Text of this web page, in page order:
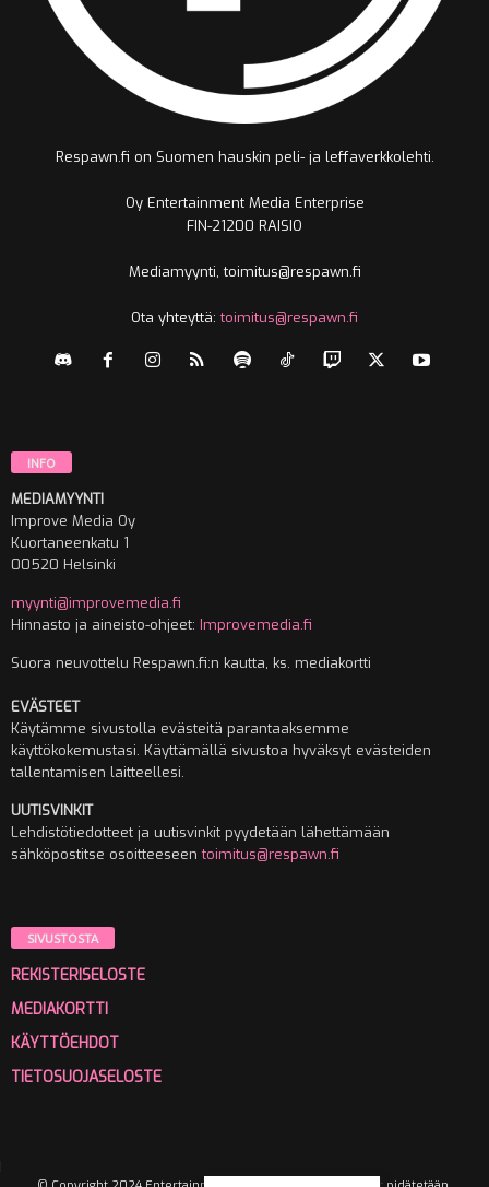
Respawn.fi on Suomen hauskin peli- ja leffaverkkolehti.
Oy Entertainment Media Enterprise
FIN-21200 RAISIO
Mediamyynti, toimitus@respawn.fi
Ota yhteyttä:toimitus@respawn.fi
INFO
MEDIAMYYNTI
Improve Media Oy
Kuortaneenkatu 1
00520 Helsinki
myynti@improvemedia.fi
Hinnasto ja aineisto-ohjeet: Improvemedia.fi
Suora neuvottelu Respawn.fi:n kautta, ks. mediakortti
EVÄSTEET
Käytämme sivustolla evästeitä parantaaksemme
käyttökokemustasi. Käyttämällä sivustoa hyväksyt evästeiden
tallentamisen laitteellesi.
UUTISVINKIT
Lehdistötiedotteet ja uutisvinkit pyydetään lähettämään
sähköpostitse osoitteeseentoimitus@respawn.fi
SIVUSTOSTA
REKISTERISELOSTE
MEDIAKORTTI
KÄYTTÖEHDOT
TIETOSUOJASELOSTE